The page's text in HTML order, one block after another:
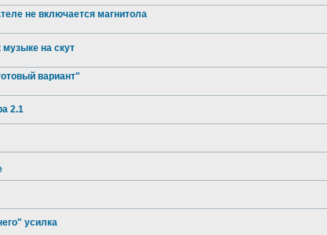
не включается магнитола
на скут
вариант"
2.1
усилка